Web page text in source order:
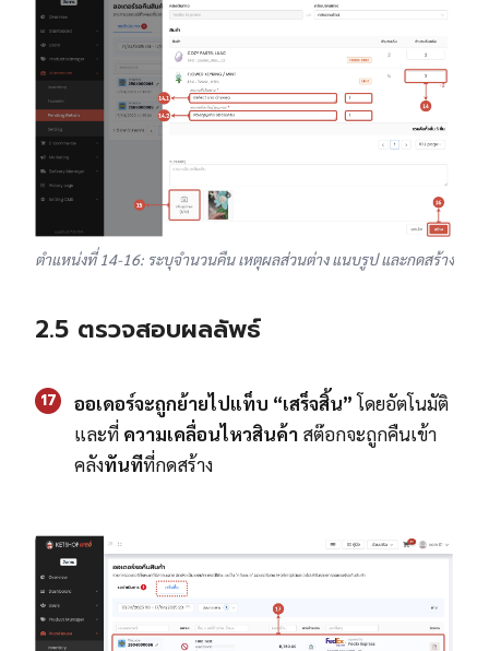
ตำแหน่งที่ 14-16: ระบุจำนวนคืน เหตุผลส่วนต่าง แนบรูป และกดสร้าง
2.5 ตรวจสอบผลลัพธ์
17 ออเดอร์จะถูกย้ายไปแท็บ “เสร็จสิ้น”โดยอัตโนมัติ
และที่ ความเคลื่อนไหวสินค้า สต๊อกจะถูกคืนเข้า
คลังทันทีที่กดสร้าง